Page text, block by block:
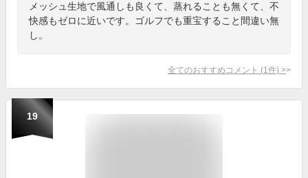
メッシュ生地で風通しも良くて、蒸れることも無くて、不
快感もゼロに近いです。ゴルフでも重宝すること間違い無
し。
全てのおすすめコメント (1 件) >
19